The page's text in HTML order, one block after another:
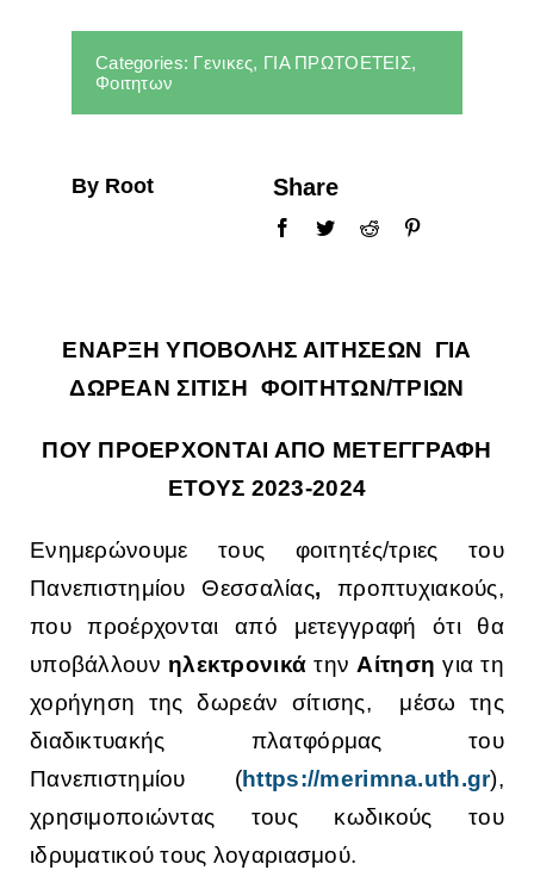
ΦΟΙΤΗΤΕΣ
Categories: Γενικες, ΓΙΑ ΠΡΩΤΟΕΤΕΙΣ,
Φοιτητων
By Root Share
ΕΝΑΡΞΗ ΥΠΟΒΟΛΗΣ ΑΙΤΗΣΕΩΝ ΓΙΑ
ΔΩΡΕΑΝ ΣΙΤΙΣΗ ΦΟΙΤΗΤΩΝ/ΤΡΙΩΝ
ΠΟΥ ΠΡΟΕΡΧΟΝΤΑΙ ΑΠΟ ΜΕΤΕΓΓΡΑΦΗ
ΕΤΟΥΣ 2023-2024
Ενημερώνουμε τους φοιτητές/τριες του
Πανεπιστημίου Θεσσαλίας, προπτυχιακούς,
που προέρχονται από μετεγγραφή ότι θα
υποβάλλουν ηλεκτρονικάτην Αίτησηγια τη
χορήγηση της δωρεάν σίτισης, μέσω της
διαδικτυακής πλατφόρμας του
Πανεπιστημίου (https://merimna.uth.gr),
χρησιμοποιώντας τους κωδικούς του
ιδρυματικού τους λογαριασμού.